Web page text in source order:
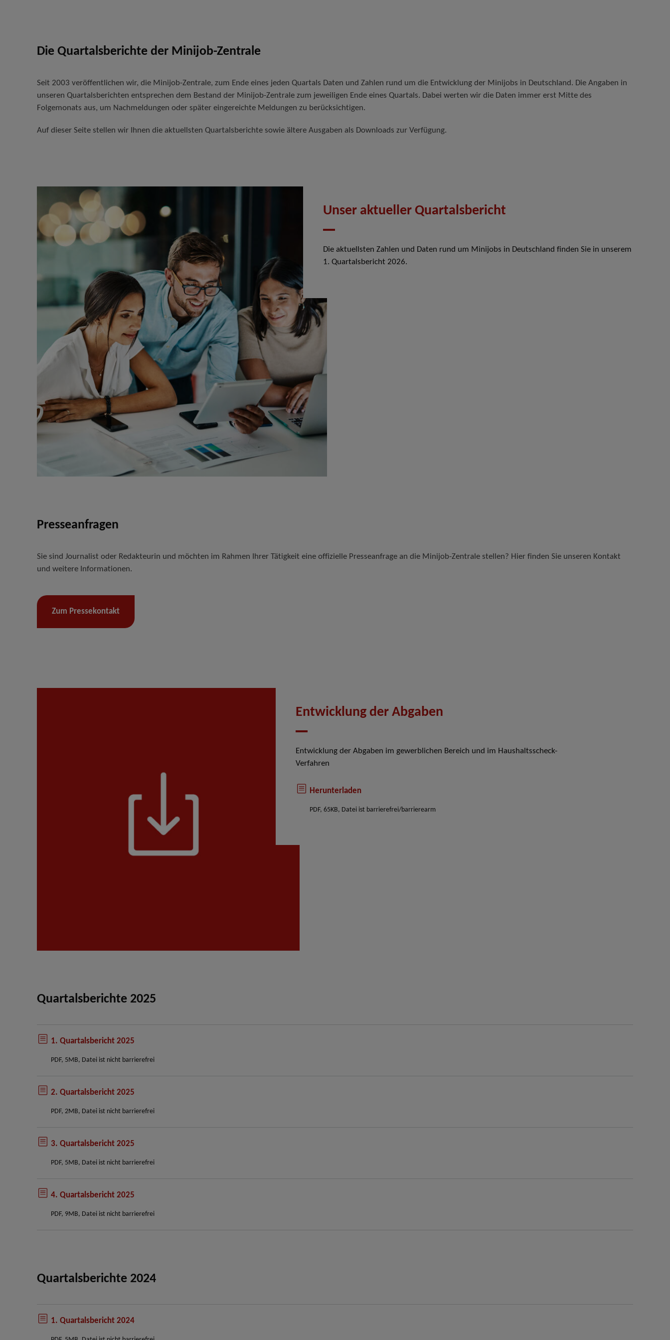
Die Quartalsberichte der Minijob-Zentrale
Seit 2003 veröffentlichen wir, die Minijob-Zentrale, zum Ende eines jeden Quartals Daten und Zahlen rund um die Entwicklung der Minijobs in Deutschland. Die Angaben in
unseren Quartalsberichten entsprechen dem Bestand der Minijob-Zentrale zum jeweiligen Ende eines Quartals. Dabei werten wir die Daten immer erst Mitte des
Folgemonats aus, um Nachmeldungen oder später eingereichte Meldungen zu berücksichtigen.
Auf dieser Seite stellen wir Ihnen die aktuellsten Quartalsberichte sowie ältere Ausgaben als Downloads zur Verfügung.
Unser aktueller Quartalsbericht
Die aktuellsten Zahlen und Daten rund um Minijobs in Deutschland finden Sie in unserem
1. Quartalsbericht 2026.
Presseanfragen
Sie sind Journalist oder Redakteurin und möchten im Rahmen Ihrer Tätigkeit eine offizielle Presseanfrage an die Minijob-Zentrale stellen? Hier finden Sie unseren Kontakt
und weitere Informationen.
Zum Pressekontakt
Entwicklung der Abgaben
Entwicklung der Abgaben im gewerblichen Bereich und im Haushaltsscheck-
Verfahren
Herunterladen
PDF, 65KB, Datei ist barrierefrei/barrierearm
Quartalsberichte 2025
1. Quartalsbericht 2025
PDF, 5MB, Datei ist nicht barrierefrei
2. Quartalsbericht 2025
PDF, 2MB, Datei ist nicht barrierefrei
3. Quartalsbericht 2025
PDF, 5MB, Datei ist nicht barrierefrei
4. Quartalsbericht 2025
PDF, 9MB, Datei ist nicht barrierefrei
Quartalsberichte 2024
1. Quartalsbericht 2024